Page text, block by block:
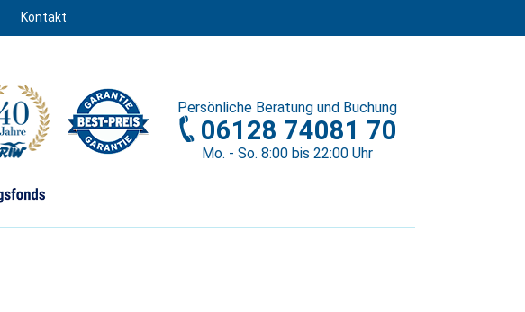
Kontakt
Persönliche Beratung und Buchung
06128 74081 70
Mo. - So. 8:00 bis 22:00 Uhr